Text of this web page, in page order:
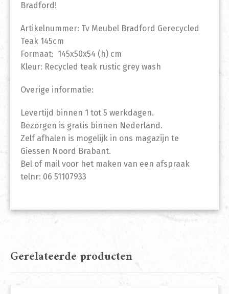
Bradford!
Artikelnummer: Tv Meubel Bradford Gerecycled
Teak 145cm
Formaat: 145x50x54 (h) cm
Kleur: Recycled teak rustic grey wash
Overige informatie:
Levertijd binnen 1 tot 5 werkdagen.
Bezorgen is gratis binnen Nederland.
Zelf afhalen is mogelijk in ons magazijn te
Giessen Noord Brabant.
Bel of mail voor het maken van een afspraak
telnr: 06 51107933
Gerelateerde producten